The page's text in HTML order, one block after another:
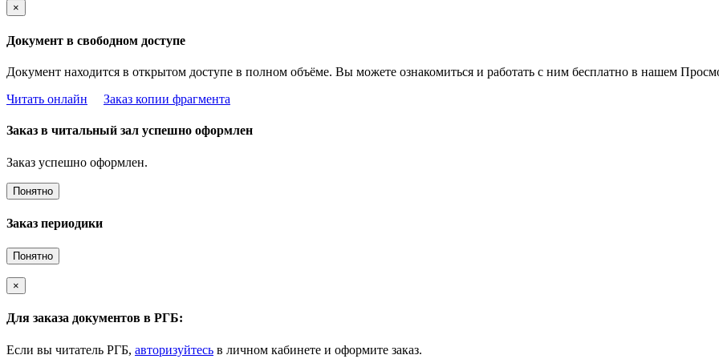
×
Документ в свободном доступе
Документ находится в открытом доступе в полном объёме. Вы можете ознакомиться и работать с ним бесплатно в нашем
Читать онлайн
Заказ копии фрагмента
Заказ в читальный зал успешно оформлен
Заказ успешно оформлен.
Понятно
Заказ периодики
Понятно
×
Для заказа документов в РГБ:
Если вы читатель РГБ, авторизуйтесь в личном кабинете и оформите заказ.